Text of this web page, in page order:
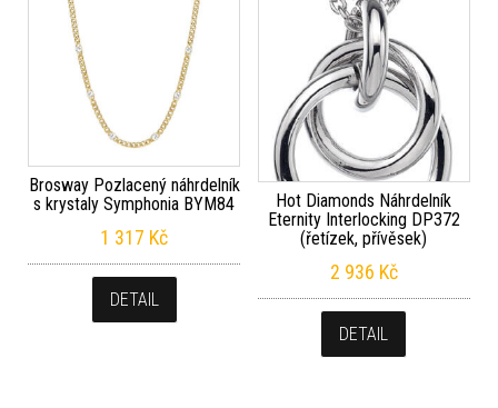
Brosway Pozlacený náhrdelník
s krystaly Symphonia BYM84
1 317 Kč
DETAIL
Hot Diamonds Náhrdelník
Eternity Interlocking DP372
(řetízek, přívěsek)
2 936 Kč
DETAIL